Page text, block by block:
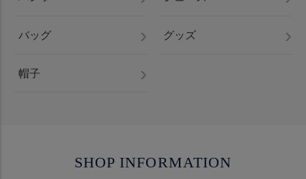
バッグ グッズ
帽子
SHOP INFORMATION